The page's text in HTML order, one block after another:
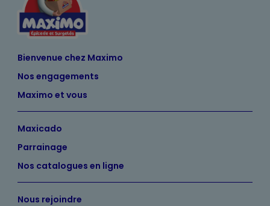
Bienvenue chez Maximo
Nos engagements
Maximo et vous
Maxicado
Parrainage
Nos catalogues en ligne
Nous rejoindre